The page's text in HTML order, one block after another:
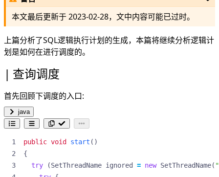
构建查询调度器
QueryScheduler
NodeScheduler
NodeSelector
NodePartitioningManager
生成SqlStage
从SqlStage创建StageExecution
coordinatorStage 调度
distributedStage
StageScheduler
FixedSourcePartitionedScheduler
本文最后更新于2023-02-28，文中内容可能已过时。
上篇分析了SQL逻辑执行计划的生成，本篇将继续分析逻辑计
划是如何在进行调度的。
查询调度
首先回顾下调度的入口:
java
public void start ()
{
try
(SetThreadName ignored = new SetThreadName(